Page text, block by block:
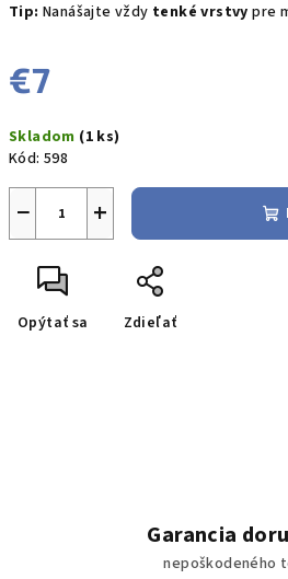
Tip: Nanášajte vždy tenké vrstvy pre
€7
cena:
Skladom (1 ks)
Kód: 598
+
−
Opýtať sa Zdieľať
Garancia
nepoškodeného